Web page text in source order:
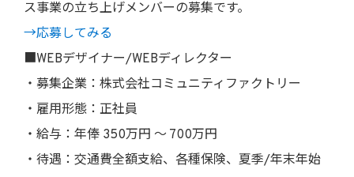
ス事業の立ち上げメンバーの募集です。
→応募してみる
■WEBデザイナー/WEBディレクター
・募集企業：株式会社コミュニティファクトリー
・雇用形態：正社員
・給与：年俸 350万円 〜 700万円
・待遇：交通費全額支給、各種保険、夏季/年末年始